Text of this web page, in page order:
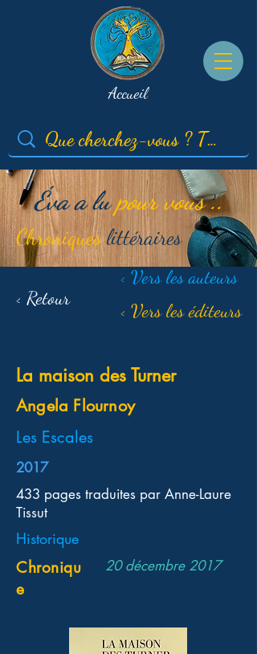
Accueil
Éva a lupour vous ..
Chroniqueslittéraires
< Retour
< Vers les auteurs
< Vers les éditeurs
La maison des Turner
Angela Flournoy
Les Escales
2017
433 pages traduites par Anne-Laure
Tissut
Historique
Chroniqu
e
20 décembre 2017